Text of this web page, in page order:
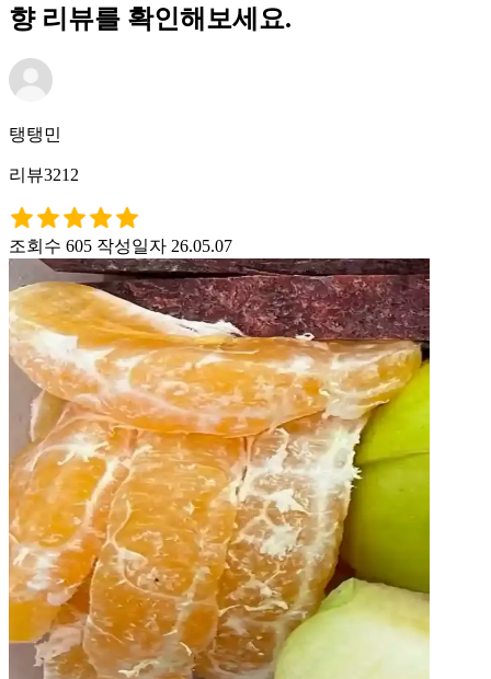
향 리뷰를 확인해보세요.
탱탱민
리뷰3212
조회수 605 작성일자 26.05.07